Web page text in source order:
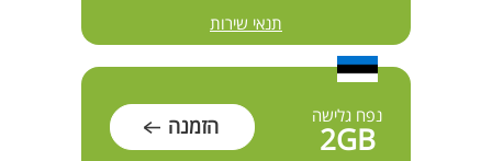
תנאי שירות
נפח גלישה
2GB הזמנה